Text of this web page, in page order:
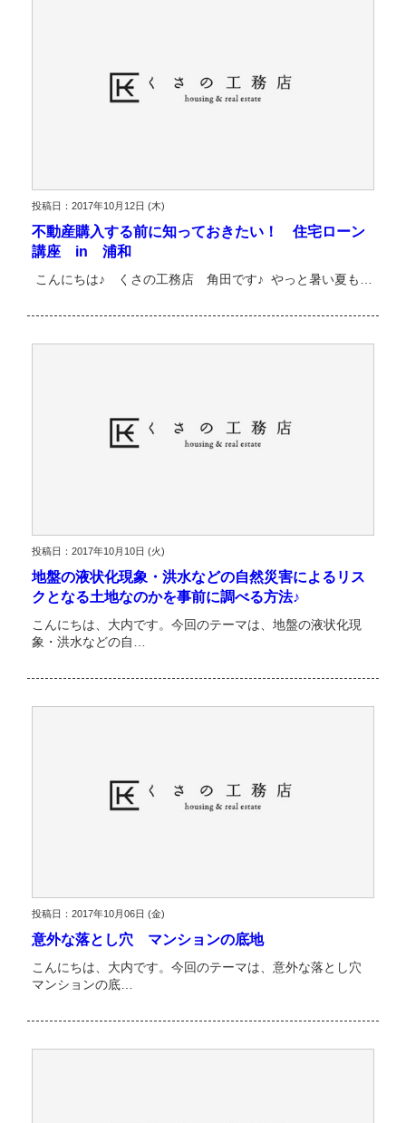
投稿日：2017年10月12日 (木)
不動産購入する前に知っておきたい！ 住宅ローン
講座 in 浦和
こんにちは♪ くさの工務店 角田です♪ やっと暑い夏も…
投稿日：2017年10月10日 (火)
地盤の液状化現象・洪水などの自然災害によるリス
クとなる土地なのかを事前に調べる方法♪
こんにちは、大内です。今回のテーマは、地盤の液状化現
象・洪水などの自…
投稿日：2017年10月06日 (金)
意外な落とし穴 マンションの底地
こんにちは、大内です。今回のテーマは、意外な落とし穴
マンションの底…